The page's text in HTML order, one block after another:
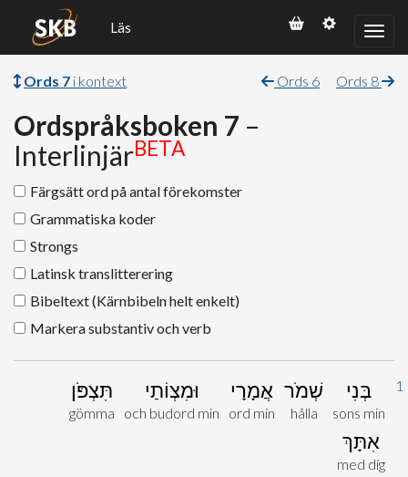
Läs
Ords 7 i kontext Ords 6 Ords 8
Ordspråksboken 7 –
InterlinjärBETA
Färgsätt ord på antal förekomster
Grammatiska koder
Strongs
Latinsk translitterering
Bibeltext (Kärnbibeln helt enkelt)
Markera substantiv och verb
1 בְּנִי
sons min
שְׁמֹר
hålla
אֲמָרָי
ord min
וּמִצְוֹתַי
och budord min
תִּצְפֹּן
gömma
אִתָּךְ
med dig